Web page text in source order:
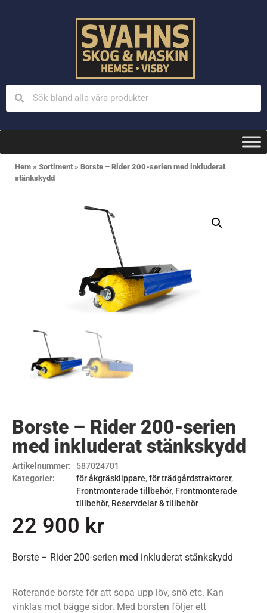
Hem » Sortiment » Borste – Rider 200-serien med inkluderat
stänkskydd
Borste – Rider 200-serien
med inkluderat stänkskydd
Artikelnummer:
587024701
Kategorier:
för åkgräsklippare,för trädgårdstraktorer,
Frontmonterade tillbehör, Frontmonterade
tillbehör, Reservdelar & tillbehör
22 900 kr
Borste – Rider 200-serien med inkluderat stänkskydd
Roterande borste för att sopa upp löv, snö etc. Kan
vinklas mot bägge sidor. Med borsten följer ett